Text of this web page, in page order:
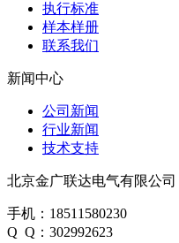
执行标准
样本样册
联系我们
新闻中心
公司新闻
行业新闻
技术支持
北京金广联达电气有限公司
手机：18511580230
Q Q：302992623